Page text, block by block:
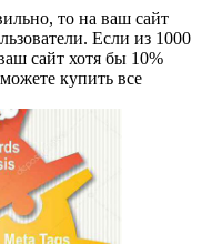
то на ваш сайт
Если из 1000
сайт хотя бы 10%
купить все